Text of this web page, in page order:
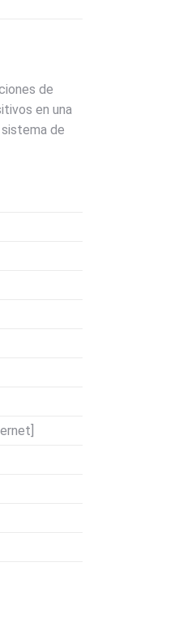
de
en una
de